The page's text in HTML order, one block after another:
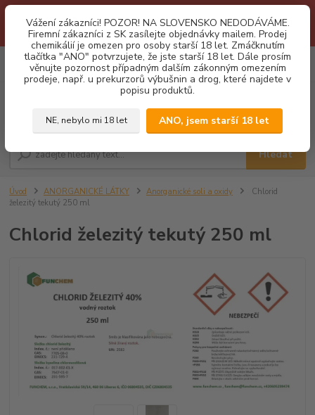
je neustálé porušování obchodních podmínek. Firemní zájemci o naše
produkty z SK zasílejte objednávky mailovou cestou. Děkujeme!
Vážení zákazníci! POZOR! NA SLOVENSKO NEDODÁVÁME.
Firemní zákazníci z SK zasílejte objednávky mailem. Prodej
chemikálií je omezen pro osoby starší 18 let. Zmáčknutím
tlačítka "ANO" potvrzujete, že jste starší 18 let. Dále prosím
věnujte pozornost případným dalším zákonným omezením
prodeje, např. u prekurzorů výbušnin a drog, které najdete v
popisu produktů.
NE, nebylo mi 18 let ANO, jsem starší 18 let
Menu
CZK
Hledat
0
za0,00 Kč
Úvod ANORGANICKÉ LÁTKY Anorganické soli a oxidy
Chlorid
železitý tekutý 250 ml
Chlorid železitý tekutý 250 ml